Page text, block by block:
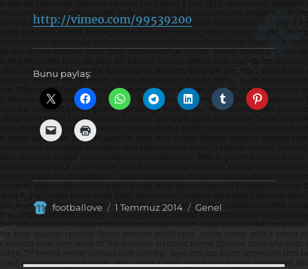
http://vimeo.com/99539200
Bunu paylaş:
Yazar
footballove
Yayın
tarihi
1 Temmuz 2014 Kategoriler
Genel